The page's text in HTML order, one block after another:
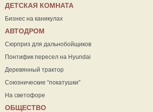
ДЕТСКАЯ КОМНАТА
Бизнес на каникулах
АВТОДРОМ
Сюрприз для дальнобойщиков
Понтифик пересел на Hyundai
Деревянный трактор
Союзнические “покатушки”
На светофоре
ОБЩЕСТВО